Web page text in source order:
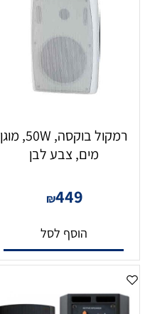
רמקול בוקסה, 50W, מוגן
מים, צבע לבן
₪449
הוסף לסל